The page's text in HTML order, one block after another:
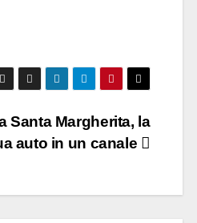
Santa Margherita, la
auto in un canale